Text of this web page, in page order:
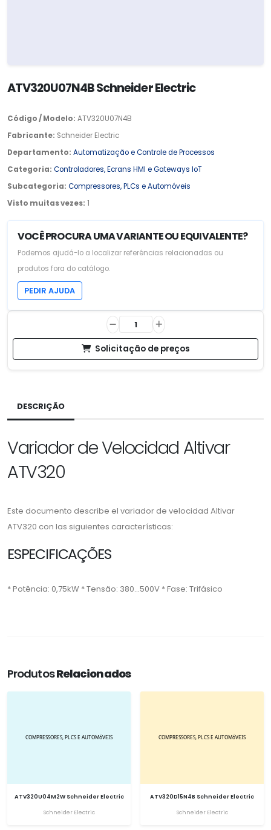
ATV320U07N4B Schneider Electric
Código / Modelo: ATV320U07N4B
Fabricante: Schneider Electric
Departamento: Automatização e Controle de Processos
Categoria: Controladores, Ecrans HMI e Gateways IoT
Subcategoria: Compressores, PLCs e Automóveis
Visto muitas vezes: 1
VOCÊ PROCURA UMA VARIANTE OU EQUIVALENTE?
Podemos ajudá-lo a localizar referências relacionadas ou
produtos fora do catálogo.
PEDIR AJUDA
Solicitação de preços
DESCRIÇÃO
Variador de Velocidad Altivar
ATV320
Este documento describe el variador de velocidad Altivar
ATV320 con las siguientes características:
ESPECIFICAÇÕES
* Potência: 0,75kW * Tensão: 380...500V * Fase: Trifásico
ProdutosRelacionados
ATV320U04M2W Schneider Electric
Schneider Electric
ATV320D15N4B Schneider Electric
Schneider Electric